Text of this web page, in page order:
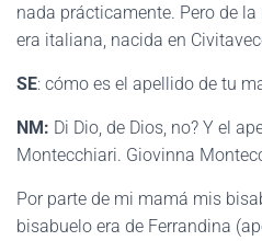
nada prácticamente. Pero de
era italiana, nacida en
SE: cómo es el apellido de tu
NM: Di Dio, de Dios, no? Y el
Montecchiari. Giovinna
Por parte de mi mamá mis
bisabuelo era de Ferrandina